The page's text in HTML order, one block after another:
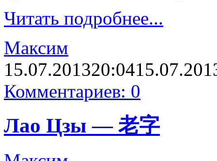
Читать подробнее...
Максим
15.07.201320:04
Комментариев: 0
Лао Цзы — 老字